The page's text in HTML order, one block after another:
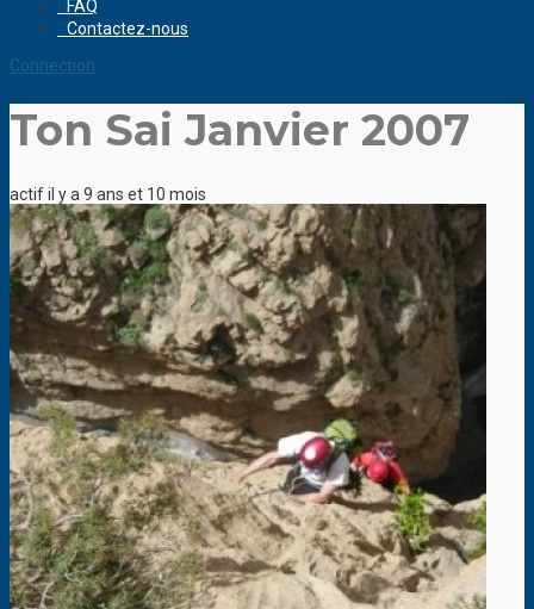
FAQ
Contactez-nous
Connection
Ton Sai Janvier 2007
actif il y a 9 ans et 10 mois